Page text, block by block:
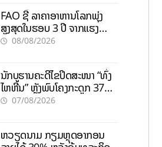
FAO ຊີ້ ລາຄາອາຫານໂລກພຸ່ງ
ສູງສຸດໃນຮອບ 3 ປີ ຈາກແຮງ
ກົດດັນຂອງສົງຄາມ, El nino
08/08/2026
ນັກບູຮານຄະດີໄຂປິດສະໜາ “ທົ່ງ
ໄຫຫີນ” ຫຼັງພົບໂຄງກະດູກ 37
ຄົນໃນຫີນຍັກ
07/08/2026
ຫວຽດນາມ ກຽມຫຼຸດອາກອນ